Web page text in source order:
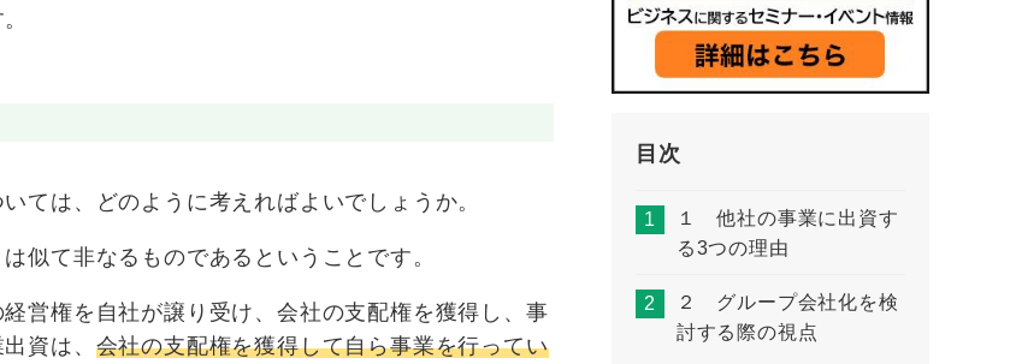
ては、どのように考えればよいでしょうか。
似て非なるものであるということです。
営権を自社が譲り受け、会社の支配権を獲得し、事
資は、 会社の支配権を獲得して自ら事業を行ってい
目次
１ 他社の事業に出資す
る3つの理由
２ グループ会社化を検
討する際の視点